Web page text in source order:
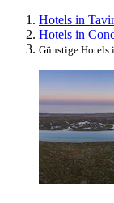
Hotels in
Hotels in
Günstige Hotels